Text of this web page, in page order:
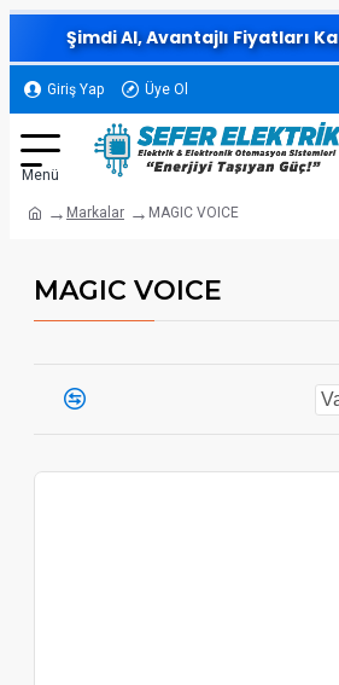
Şimdi Al, Avantajlı Fiyatları
Giriş Yap Üye Ol
Markalar MAGIC VOICE
MAGIC VOICE